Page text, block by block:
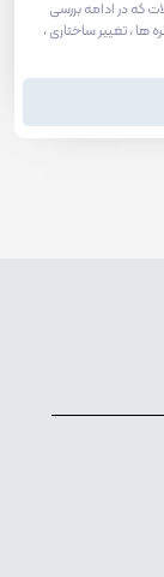
که در ادامه بررسی
، تغییر ساختاری ،